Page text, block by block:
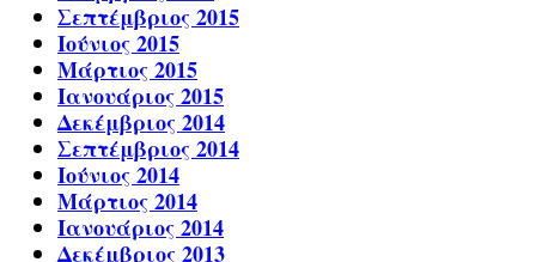
Σεπτέμβριος 2015
Ιούνιος 2015
Μάρτιος 2015
Ιανουάριος 2015
Δεκέμβριος 2014
Σεπτέμβριος 2014
Ιούνιος 2014
Μάρτιος 2014
Ιανουάριος 2014
Δεκέμβριος 2013